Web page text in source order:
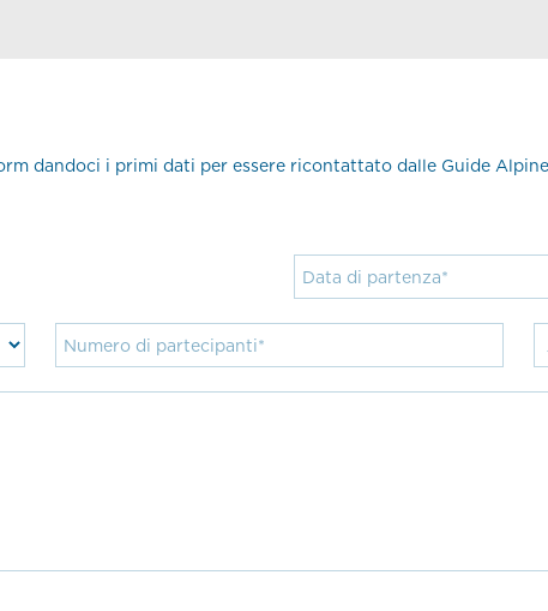
dandoci i primi dati per essere ricontattato dalle Guide